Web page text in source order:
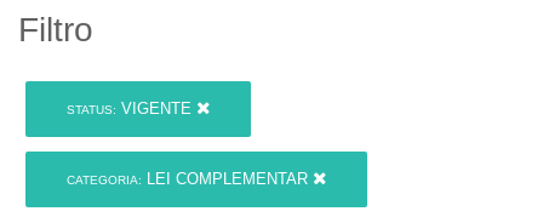
Filtro
STATUS: VIGENTE
CATEGORIA: LEI COMPLEMENTAR